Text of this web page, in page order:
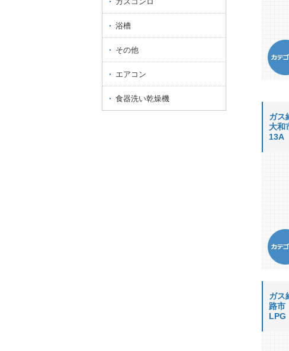
ガス
大和
13A
ガス
路
LPG
浴槽
その他
エアコン
食器洗い乾燥機